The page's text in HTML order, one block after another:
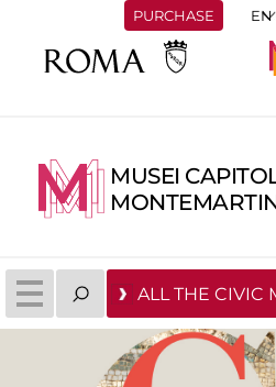
PURCHASE
MUSEI
ALL THE CIVIC